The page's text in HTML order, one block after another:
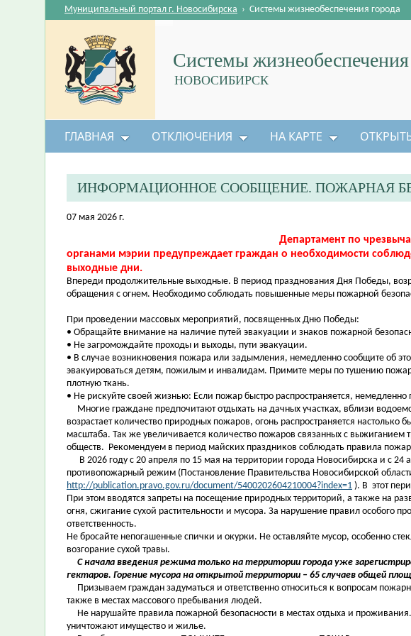
Системы жизнеобеспечения
НОВОСИБИРСК
Муниципальный портал г. Новосибирска › Системы жизнеобеспечения города
ГЛАВНАЯ ОТКЛЮЧЕНИЯ НА КАРТЕ
ИНФОРМАЦИОННОЕ СООБЩЕНИЕ. ПОЖАРНАЯ
07 мая 2026 г.
Департамент по
органами мэрии предупреждает граждан о необходимости
выходные дни.
Впереди продолжительные выходные. В период празднования Дня Победы,
обращения с огнем. Необходимо соблюдать повышенные меры пожарной
При проведении массовых мероприятий, посвященных Дню Победы:
• Обращайте внимание на наличие путей эвакуации и знаков пожарной
• Не загромождайте проходы и выходы, пути эвакуации.
• В случае возникновения пожара или задымления, немедленно сообщите об
эвакуироваться детям, пожилым и инвалидам. Примите меры по тушению
плотную ткань.
• Не рискуйте своей жизнью: Если пожар быстро распространяется,
Многие граждане предпочитают отдыхать на дачных участках, вблизи
возрастает количество природных пожаров, огонь распространяется
масштаба. Так же увеличивается количество пожаров связанных с выжиганием
обществ. Рекомендуем в период майских праздников соблюдать правила
В 2026 году с 20 апреля по 15 мая на территории города Новосибирска и с 24
противопожарный режим (Постановление Правительства Новосибирской
http://publication.pravo.gov.ru/document/5400202604210004?index=1 ). В этот
При этом вводятся запреты на посещение природных территорий, а также на
огня, сжигание сухой растительности и мусора. За нарушение правил особого
ответственность.
Не бросайте непогашенные спички и окурки. Не оставляйте мусор, особенно
возгорание сухой травы.
С начала введения режима только на территории города уже
гектаров. Горение мусора на открытой территории – 65 случаев общей
Призываем граждан задуматься и ответственно относиться к вопросам
также в местах массового пребывания людей.
Не нарушайте правила пожарной безопасности в местах отдыха и
уничтожают имущество и жилье.